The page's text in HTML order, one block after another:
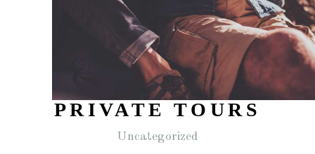
PRIVATE TOURS
Uncategorized